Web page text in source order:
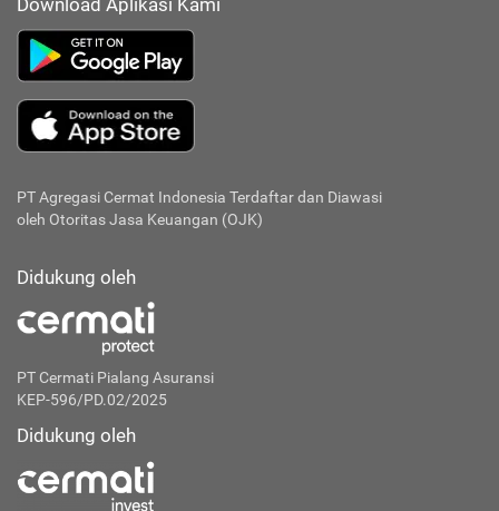
Download Aplikasi Kami
PT Agregasi Cermat Indonesia Terdaftar dan Diawasi
oleh Otoritas Jasa Keuangan (OJK)
Didukung oleh
PT Cermati Pialang Asuransi
KEP-596/PD.02/2025
Didukung oleh